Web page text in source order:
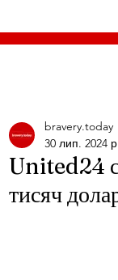
United24
тисяч
bravery.today
30 лип. 2024